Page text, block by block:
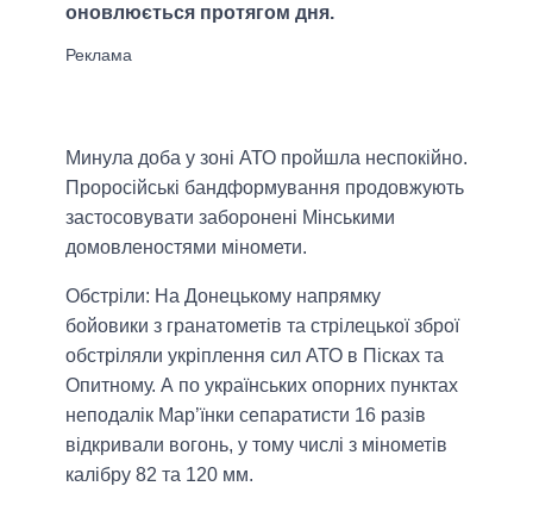
оновлюється протягом дня.
Минула доба у зоні АТО пройшла неспокійно.
Проросійські бандформування продовжують
застосовувати заборонені Мінськими
домовленостями міномети.
Обстріли: На Донецькому напрямку
бойовики з гранатометів та стрілецької зброї
обстріляли укріплення сил АТО в Пісках та
Опитному. А по українських опорних пунктах
неподалік Мар’їнки сепаратисти 16 разів
відкривали вогонь, у тому числі з мінометів
калібру 82 та 120 мм.